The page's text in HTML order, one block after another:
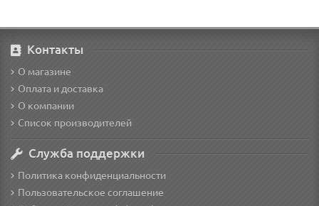
Контакты
О магазине
Оплата и доставка
О компании
Список производителей
Служба поддержки
Политика конфиденциальности
Пользовательское соглашение